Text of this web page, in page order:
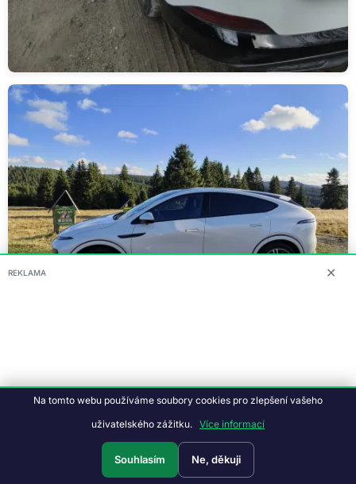
Obrázek
REKLAMA ✕
Na tomto webu používáme soubory cookies pro zlepšení vašeho
uživatelského zážitku. Více informací
Souhlasím Ne, děkuji